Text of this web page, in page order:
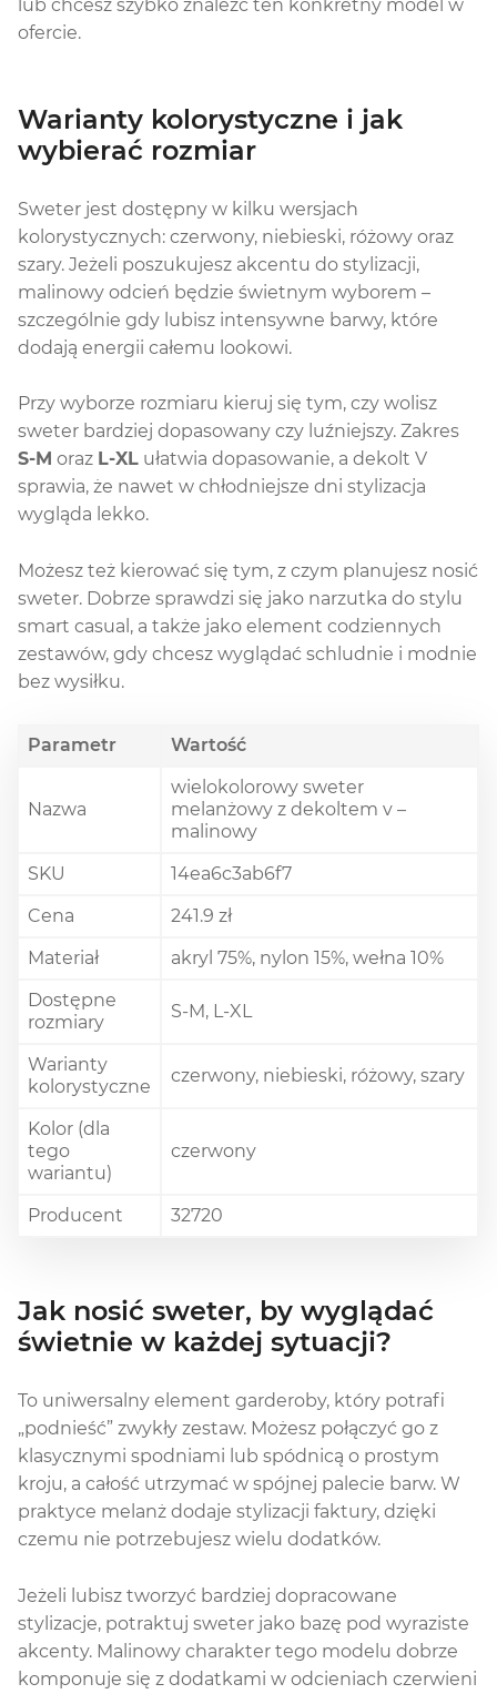
lub chcesz szybko znaleźć ten konkretny model w
ofercie.
Warianty kolorystyczne i jak
wybierać rozmiar
Sweter jest dostępny w kilku wersjach
kolorystycznych: czerwony, niebieski, różowy oraz
szary. Jeżeli poszukujesz akcentu do stylizacji,
malinowy odcień będzie świetnym wyborem –
szczególnie gdy lubisz intensywne barwy, które
dodają energii całemu lookowi.
Przy wyborze rozmiaru kieruj się tym, czy wolisz
sweter bardziej dopasowany czy luźniejszy. Zakres
S-M oraz L-XL ułatwia dopasowanie, a dekolt V
sprawia, że nawet w chłodniejsze dni stylizacja
wygląda lekko.
Możesz też kierować się tym, z czym planujesz nosić
sweter. Dobrze sprawdzi się jako narzutka do stylu
smart casual, a także jako element codziennych
zestawów, gdy chcesz wyglądać schludnie i modnie
bez wysiłku.
Parametr Wartość
Nazwa
wielokolorowy sweter
melanżowy z dekoltem v –
malinowy
SKU
14ea6c3ab6f7
Cena
241.9 zł
Materiał
akryl 75%, nylon 15%, wełna 10%
Dostępne
rozmiary
S-M, L-XL
Warianty
kolorystyczne
czerwony, niebieski, różowy, szary
Kolor (dla
tego
wariantu)
czerwony
Producent 32720
Jak nosić sweter, by wyglądać
świetnie w każdej sytuacji?
To uniwersalny element garderoby, który potrafi
„podnieść” zwykły zestaw. Możesz połączyć go z
klasycznymi spodniami lub spódnicą o prostym
kroju, a całość utrzymać w spójnej palecie barw. W
praktyce melanż dodaje stylizacji faktury, dzięki
czemu nie potrzebujesz wielu dodatków.
Jeżeli lubisz tworzyć bardziej dopracowane
stylizacje, potraktuj sweter jako bazę pod wyraziste
akcenty. Malinowy charakter tego modelu dobrze
komponuje się z dodatkami w odcieniach czerwieni